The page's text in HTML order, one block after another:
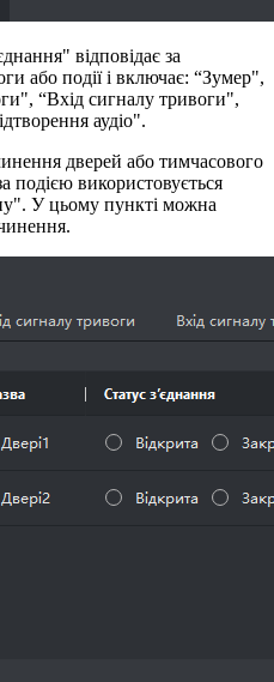
відповідає за
або події і включає: “Зумер",
“Вхід сигналу тривоги",
аудіо".
дверей або тимчасового
подією використовується
У цьому пункті можна